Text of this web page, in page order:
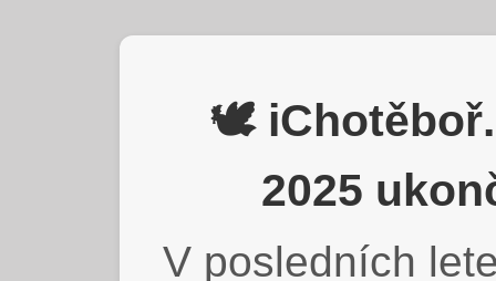
🕊️
2025
V posledních